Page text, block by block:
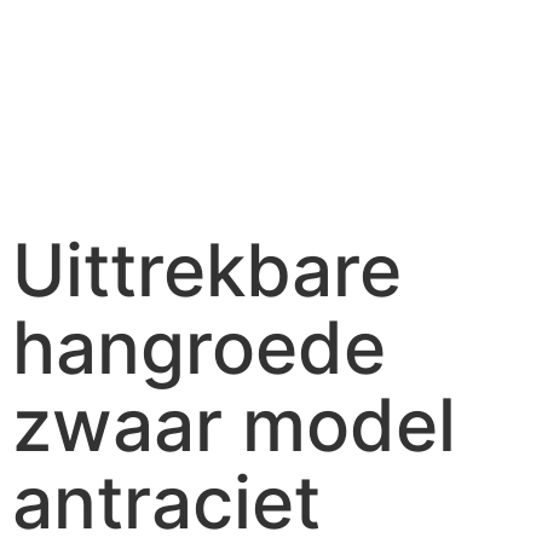
Uittrekbare
hangroede
zwaar model
antraciet